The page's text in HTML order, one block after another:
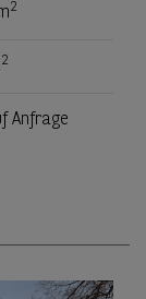
2
2
Anfrage